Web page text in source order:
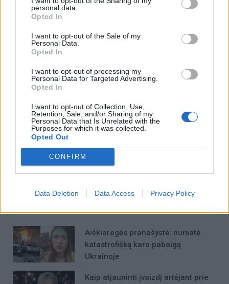
personal data.
Opted In
I want to opt-out of the Sale of my
Personal Data.
Opted In
I want to opt-out of processing my
Personal Data for Targeted Advertising.
Opted In
I want to opt-out of Collection, Use,
Retention, Sale, and/or Sharing of my
Personal Data that Is Unrelated with the
Purposes for which it was collected.
Opted Out
CONFIRM
Data Deletion Data Access Privacy Policy
dalyvavę klaipėdiečiai ir miesto svečiai. Organizatorių
Į Klaipėdą iš emigracijos
grįžusi Karina Kučinskienė
įvardijo didžiausią savo
Jūros šventę anksčiau
Klemencovas: gal jau
Aiškiaregės pranašystė: numatė
katastrofišką karo pabaigą
Ukrainoje
Kaip atjauninti įvaizdį artėjant prie